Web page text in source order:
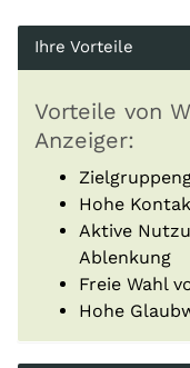
Ihre Vorteile
Vorteile von
Anzeiger:
Hohe
Aktive
Ablenkung
Freie Wahl
Hohe